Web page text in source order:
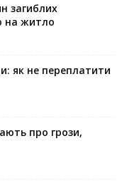
загиблих
на житло
як не переплатити
про грози,